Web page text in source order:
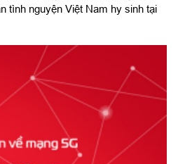
tình nguyện Việt Nam hy sinh tại